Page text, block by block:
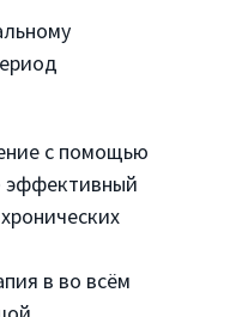
с помощью
эффективный
в во всём